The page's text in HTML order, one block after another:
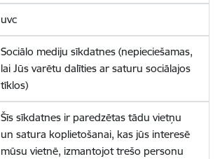
uvc
Sociālo mediju sīkdatnes (nepieciešamas,
lai Jūs varētu dalīties ar saturu sociālajos
tīklos)
Šīs sīkdatnes ir paredzētas tādu vietņu
un satura koplietošanai, kas jūs interesē
mūsu vietnē, izmantojot trešo personu